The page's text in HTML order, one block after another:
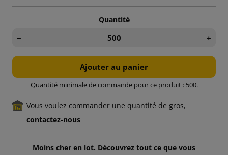
Quantité
− +
Ajouter au panier
Quantité minimale de commande pour ce produit : 500.
Vous voulez commander une quantité de gros,
contactez-nous
Moins cher en lot. Découvrez tout ce que vous